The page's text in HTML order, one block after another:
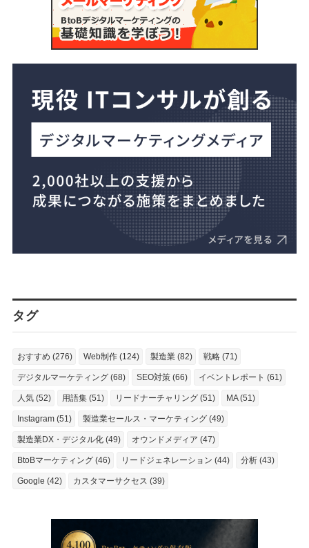
タグ
おすすめ (276) Web制作 (124) 製造業 (82) 戦略 (71)
デジタルマーケティング (68) SEO対策 (66) イベントレポート (61)
人気 (52) 用語集 (51) リードナーチャリング (51) MA (51)
Instagram (51) 製造業セールス・マーケティング (49)
製造業DX・デジタル化 (49) オウンドメディア (47)
BtoBマーケティング (46) リードジェネレーション (44) 分析 (43)
Google (42) カスタマーサクセス (39)